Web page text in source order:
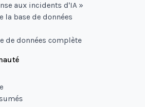
aux incidents d'IA »
la base de données
de données complète